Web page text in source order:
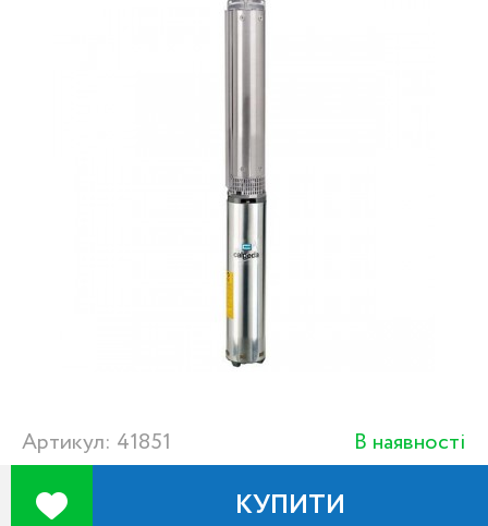
Артикул: 41851 В наявності
КУПИТИ